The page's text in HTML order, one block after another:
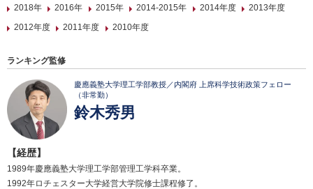
2018年
2016年 2015年 2014-2015年 2014年度
2013年度
2012年度
2011年度 2010年度
ランキング監修
慶應義塾大学理工学部教授／内閣府 上席科学技術政策フェロー
（非常勤）
鈴木秀男
【経歴】
1989年慶應義塾大学理工学部管理工学科卒業。
1992年ロチェスター大学経営大学院修士課程修了。